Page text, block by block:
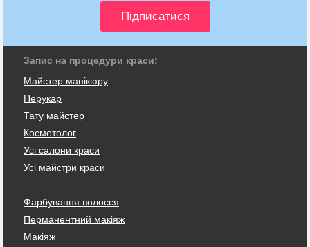
Запис на процедури краси:
Майстер манікюру
Перукар
Тату майстер
Косметолог
Усі салони краси
Усі майстри краси
Фарбування волосся
Перманентний макіяж
Макіяж